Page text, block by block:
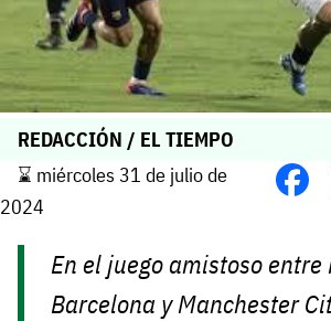
REDACCIÓN / EL TIEMPO
⌛️ miércoles 31 de julio de
2024
En el juego amistoso entre
Barcelona y Manchester